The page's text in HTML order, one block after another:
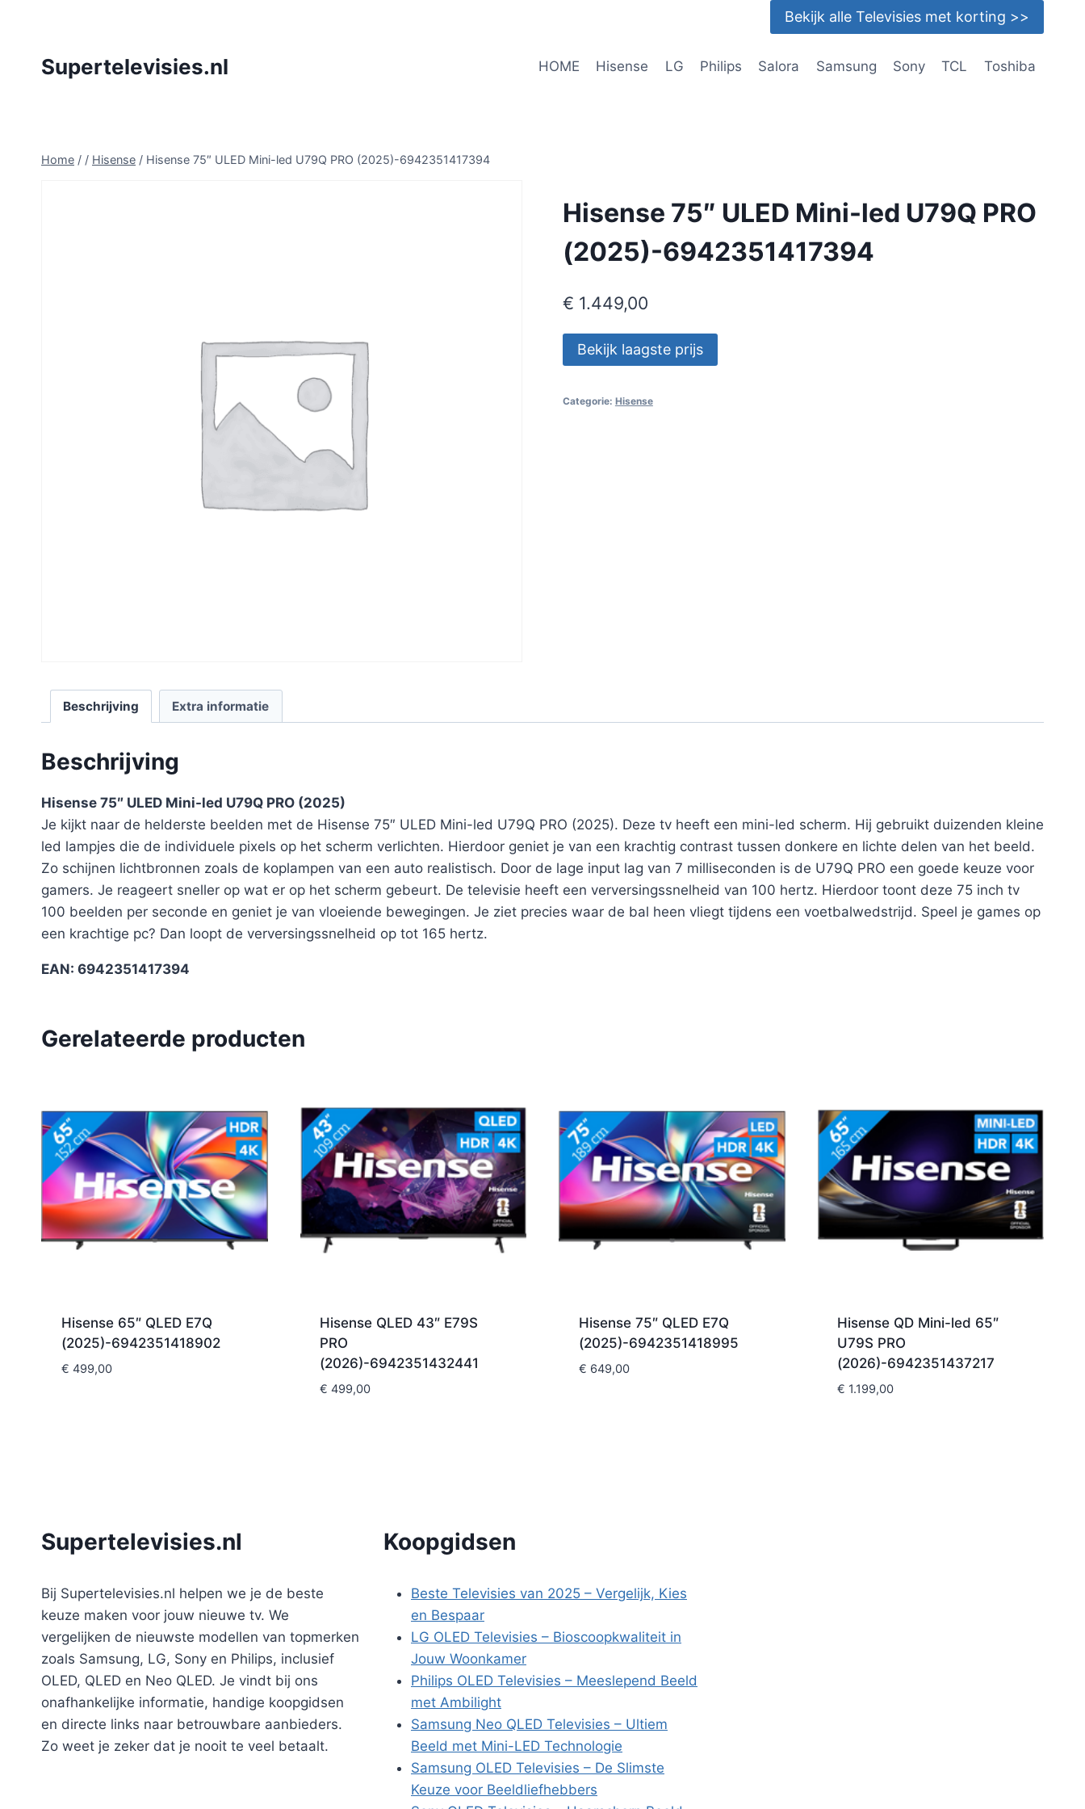
Bekijk alle Televisies met korting >>
Supertelevisies.nl HOME Hisense LG Philips Salora Samsung Sony TCL Toshiba
Home / / Hisense / Hisense 75″ ULED Mini-led U79Q PRO (2025)-6942351417394
Hisense 75″ ULED Mini-led U79Q PRO
(2025)-6942351417394
€ 1.449,00
Bekijk laagste prijs
Categorie: Hisense
Beschrijving Extra informatie
Beschrijving
Hisense 75″ ULED Mini-led U79Q PRO (2025)
Je kijkt naar de helderste beelden met de Hisense 75″ ULED Mini-led U79Q PRO (2025). Deze tv heeft een mini-led scherm. Hij gebruikt duizenden kleine
led lampjes die de individuele pixels op het scherm verlichten. Hierdoor geniet je van een krachtig contrast tussen donkere en lichte delen van het beeld.
Zo schijnen lichtbronnen zoals de koplampen van een auto realistisch. Door de lage input lag van 7 milliseconden is de U79Q PRO een goede keuze voor
gamers. Je reageert sneller op wat er op het scherm gebeurt. De televisie heeft een verversingssnelheid van 100 hertz. Hierdoor toont deze 75 inch tv
100 beelden per seconde en geniet je van vloeiende bewegingen. Je ziet precies waar de bal heen vliegt tijdens een voetbalwedstrijd. Speel je games op
een krachtige pc? Dan loopt de verversingssnelheid op tot 165 hertz.
EAN: 6942351417394
Gerelateerde producten
Hisense 65″ QLED E7Q
(2025)-6942351418902
€ 499,00
Hisense QLED 43″ E79S
PRO
(2026)-6942351432441
€ 499,00
Hisense 75″ QLED E7Q
(2025)-6942351418995
€ 649,00
Hisense QD Mini-led 65″
U79S PRO
(2026)-6942351437217
€ 1.199,00
Supertelevisies.nl
Bij Supertelevisies.nl helpen we je de beste
keuze maken voor jouw nieuwe tv. We
vergelijken de nieuwste modellen van topmerken
zoals Samsung, LG, Sony en Philips, inclusief
OLED, QLED en Neo QLED. Je vindt bij ons
onafhankelijke informatie, handige koopgidsen
en directe links naar betrouwbare aanbieders.
Zo weet je zeker dat je nooit te veel betaalt.
Koopgidsen
Beste Televisies van 2025 – Vergelijk, Kies
en Bespaar
LG OLED Televisies – Bioscoopkwaliteit in
Jouw Woonkamer
Philips OLED Televisies – Meeslepend Beeld
met Ambilight
Samsung Neo QLED Televisies – Ultiem
Beeld met Mini-LED Technologie
Samsung OLED Televisies – De Slimste
Keuze voor Beeldliefhebbers